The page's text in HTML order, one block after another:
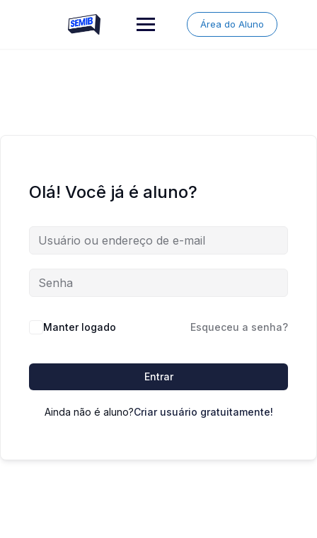
Área do Aluno
Olá! Você já é aluno?
Manter logado Esqueceu a senha?
Entrar
Ainda não é aluno?Criar usuário gratuitamente!